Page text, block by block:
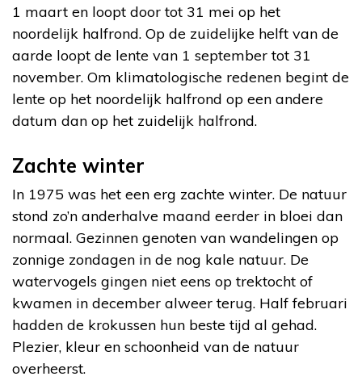
1 maart en loopt door tot 31 mei op het
noordelijk halfrond. Op de zuidelijke helft van de
aarde loopt de lente van 1 september tot 31
november. Om klimatologische redenen begint de
lente op het noordelijk halfrond op een andere
datum dan op het zuidelijk halfrond.
Zachte winter
In 1975 was het een erg zachte winter. De natuur
stond zo’n anderhalve maand eerder in bloei dan
normaal. Gezinnen genoten van wandelingen op
zonnige zondagen in de nog kale natuur. De
watervogels gingen niet eens op trektocht of
kwamen in december alweer terug. Half februari
hadden de krokussen hun beste tijd al gehad.
Plezier, kleur en schoonheid van de natuur
overheerst.